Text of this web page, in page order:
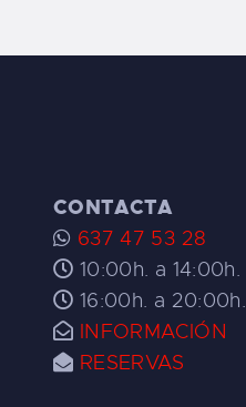
CONTACTA
637 47 53 28
10:00h. a 14:00h.
16:00h. a 20:00h.
INFORMACIÓN
RESERVAS